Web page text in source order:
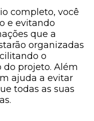
completo, você
e evitando
que a
organizadas
o
projeto. Além
ajuda a evitar
todas as suas